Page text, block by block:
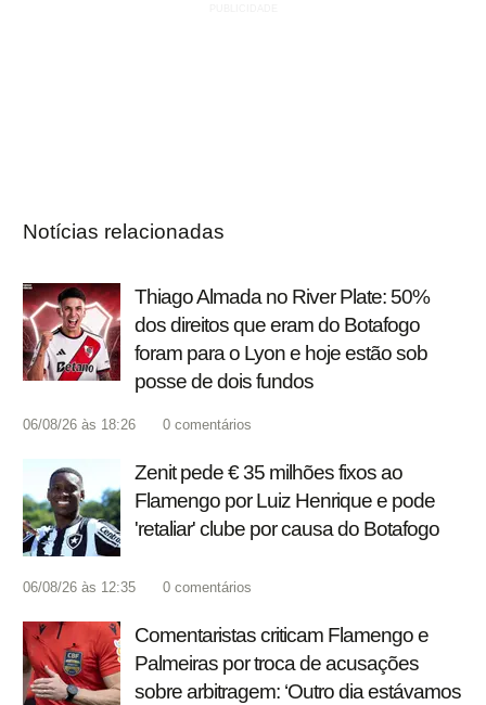
Notícias relacionadas
Thiago Almada no River Plate: 50%
dos direitos que eram do Botafogo
foram para o Lyon e hoje estão sob
posse de dois fundos
06/08/26 às 18:26 0 comentários
Zenit pede € 35 milhões fixos ao
Flamengo por Luiz Henrique e pode
'retaliar' clube por causa do Botafogo
06/08/26 às 12:35 0 comentários
Comentaristas criticam Flamengo e
Palmeiras por troca de acusações
sobre arbitragem: ‘Outro dia estávamos